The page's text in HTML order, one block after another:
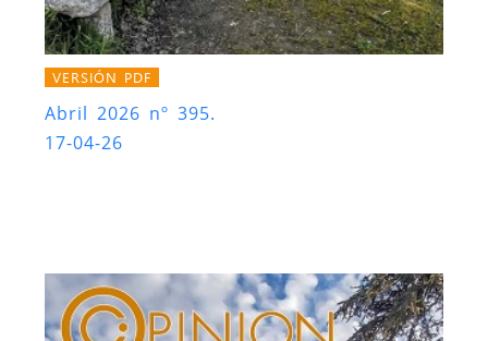
VERSIÓN PDF
Abril 2026 nº 395.
17-04-26